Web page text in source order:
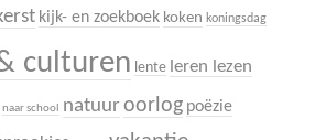
kijk- en zoekboek koken koningsdag
culturen lente leren lezen
naar school natuur oorlog poëzie